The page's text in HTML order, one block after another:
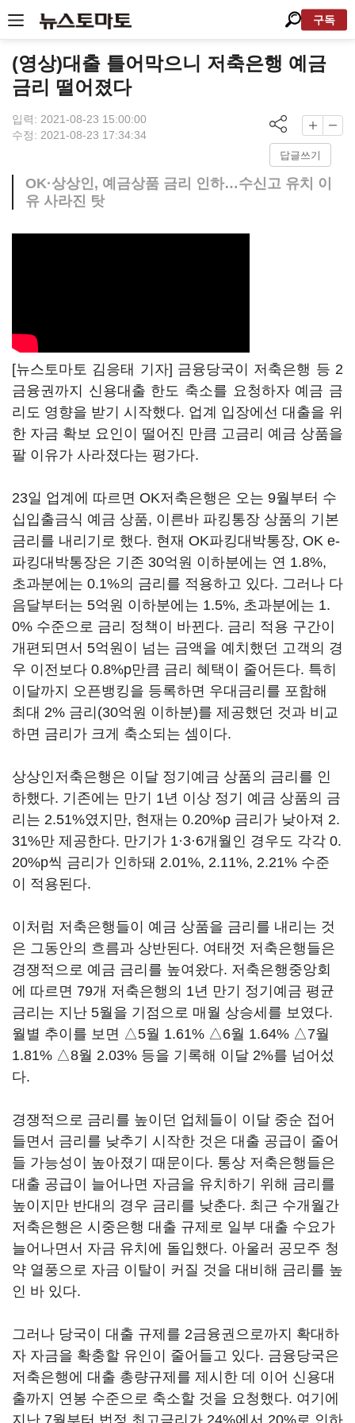
구독
(영상)대출 틀어막으니 저축은행 예금
금리 떨어졌다
입력: 2021-08-23 15:00:00
수정: 2021-08-23 17:34:34
답글쓰기
OK·상상인, 예금상품 금리 인하…수신고 유치 이
유 사라진 탓
[뉴스토마토 김응태 기자] 금융당국이 저축은행 등 2
금융권까지 신용대출 한도 축소를 요청하자 예금 금
리도 영향을 받기 시작했다. 업계 입장에선 대출을 위
한 자금 확보 요인이 떨어진 만큼 고금리 예금 상품을
팔 이유가 사라졌다는 평가다.
23일 업계에 따르면 OK저축은행은 오는 9월부터 수
십입출금식 예금 상품, 이른바 파킹통장 상품의 기본
금리를 내리기로 했다. 현재 OK파킹대박통장, OK e-
파킹대박통장은 기존 30억원 이하분에는 연 1.8%,
초과분에는 0.1%의 금리를 적용하고 있다. 그러나 다
음달부터는 5억원 이하분에는 1.5%, 초과분에는 1.
0% 수준으로 금리 정책이 바뀐다. 금리 적용 구간이
개편되면서 5억원이 넘는 금액을 예치했던 고객의 경
우 이전보다 0.8%p만큼 금리 혜택이 줄어든다. 특히
이달까지 오픈뱅킹을 등록하면 우대금리를 포함해
최대 2% 금리(30억원 이하분)를 제공했던 것과 비교
하면 금리가 크게 축소되는 셈이다.
상상인저축은행은 이달 정기예금 상품의 금리를 인
하했다. 기존에는 만기 1년 이상 정기 예금 상품의 금
리는 2.51%였지만, 현재는 0.20%p 금리가 낮아져 2.
31%만 제공한다. 만기가 1·3·6개월인 경우도 각각 0.
20%p씩 금리가 인하돼 2.01%, 2.11%, 2.21% 수준
이 적용된다.
이처럼 저축은행들이 예금 상품을 금리를 내리는 것
은 그동안의 흐름과 상반된다. 여태껏 저축은행들은
경쟁적으로 예금 금리를 높여왔다. 저축은행중앙회
에 따르면 79개 저축은행의 1년 만기 정기예금 평균
금리는 지난 5월을 기점으로 매월 상승세를 보였다.
월별 추이를 보면 △5월 1.61% △6월 1.64% △7월
1.81% △8월 2.03% 등을 기록해 이달 2%를 넘어섰
다.
경쟁적으로 금리를 높이던 업체들이 이달 중순 접어
들면서 금리를 낮추기 시작한 것은 대출 공급이 줄어
들 가능성이 높아졌기 때문이다. 통상 저축은행들은
대출 공급이 늘어나면 자금을 유치하기 위해 금리를
높이지만 반대의 경우 금리를 낮춘다. 최근 수개월간
저축은행은 시중은행 대출 규제로 일부 대출 수요가
늘어나면서 자금 유치에 돌입했다. 아울러 공모주 청
약 열풍으로 자금 이탈이 커질 것을 대비해 금리를 높
인 바 있다.
그러나 당국이 대출 규제를 2금융권으로까지 확대하
자 자금을 확충할 유인이 줄어들고 있다. 금융당국은
저축은행에 대출 총량규제를 제시한 데 이어 신용대
출까지 연봉 수준으로 축소할 것을 요청했다. 여기에
지난 7월부터 법정 최고금리가 24%에서 20%로 인하